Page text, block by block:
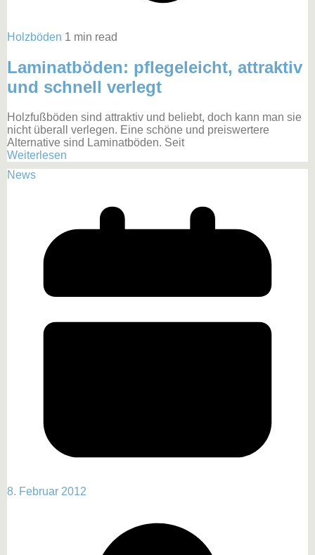
Holzböden 1 min read
Laminatböden: pflegeleicht, attraktiv
und schnell verlegt
Holzfußböden sind attraktiv und beliebt, doch kann man sie
nicht überall verlegen. Eine schöne und preiswertere
Alternative sind Laminatböden. Seit
Weiterlesen
News
8. Februar 2012